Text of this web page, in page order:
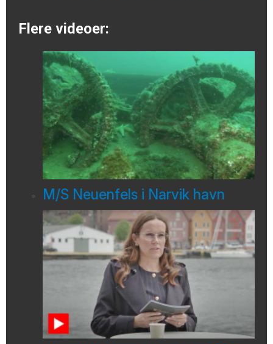
Flere videoer:
M/S Neuenfels i Narvik havn